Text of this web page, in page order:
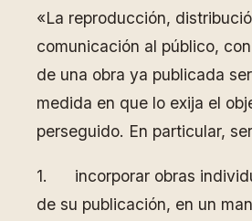
«La reproducción,
comunicación al público,
de una obra ya publicada
medida en que lo exija el
perseguido. En particular,
1. incorporar obras
de su publicación, en un